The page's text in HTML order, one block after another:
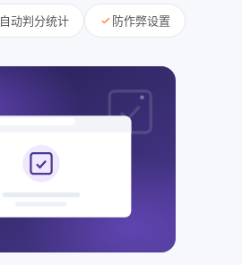
自动判分统计 防作弊设置